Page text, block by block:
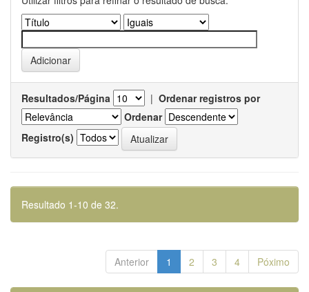
Resultados/Página | Ordenar registros por
Ordenar
Registro(s)
Resultado 1-10 de 32.
Anterior 1 2 3 4 Póximo